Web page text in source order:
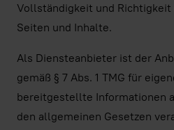
Vollständigkeit und
Seiten und Inhalte.
Als Diensteanbieter ist der
gemäß § 7 Abs. 1 TMG für
bereitgestellte Informationen
den allgemeinen Gesetzen